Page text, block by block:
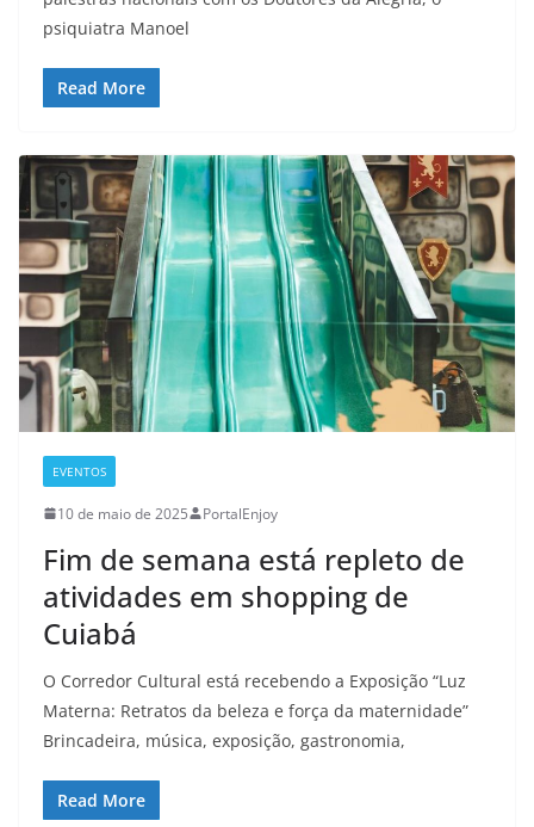
psiquiatra Manoel
Read More
EVENTOS
10 de maio de 2025 PortalEnjoy
Fim de semana está repleto de
atividades em shopping de
Cuiabá
O Corredor Cultural está recebendo a Exposição “Luz
Materna: Retratos da beleza e força da maternidade”
Brincadeira, música, exposição, gastronomia,
Read More